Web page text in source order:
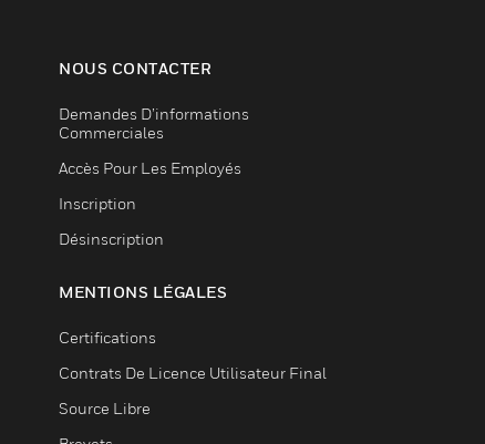
NOUS CONTACTER
Demandes D’informations
Commerciales
Accès Pour Les Employés
Inscription
Désinscription
MENTIONS LÉGALES
Certifications
Contrats De Licence Utilisateur Final
Source Libre